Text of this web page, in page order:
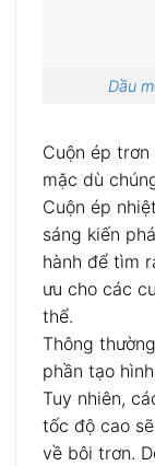
Dầu
Cuộn ép trơn
mặc dù
Cuộn ép
sáng kiến
hành để tìm
ưu cho các
thể.
Thông
phần tạo
Tuy nhiên,
tốc độ cao
về bôi trơn.